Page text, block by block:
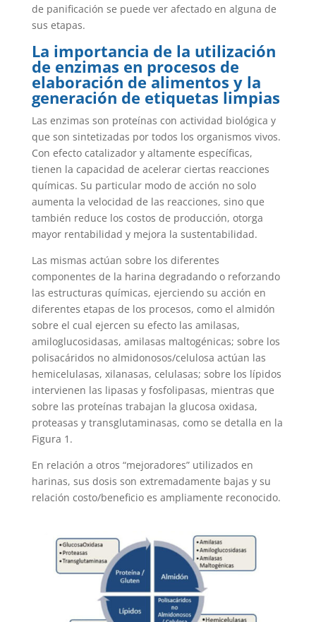
de panificación se puede ver afectado en alguna de
sus etapas.
La importancia de la utilización
de enzimas en procesos de
elaboración de alimentos y la
generación de etiquetas limpias
Las enzimas son proteínas con actividad biológica y
que son sintetizadas por todos los organismos vivos.
Con efecto catalizador y altamente específicas,
tienen la capacidad de acelerar ciertas reacciones
químicas. Su particular modo de acción no solo
aumenta la velocidad de las reacciones, sino que
también reduce los costos de producción, otorga
mayor rentabilidad y mejora la sustentabilidad.
Las mismas actúan sobre los diferentes
componentes de la harina degradando o reforzando
las estructuras químicas, ejerciendo su acción en
diferentes etapas de los procesos, como el almidón
sobre el cual ejercen su efecto las amilasas,
amiloglucosidasas, amilasas maltogénicas; sobre los
polisacáridos no almidonosos/celulosa actúan las
hemicelulasas, xilanasas, celulasas; sobre los lípidos
intervienen las lipasas y fosfolipasas, mientras que
sobre las proteínas trabajan la glucosa oxidasa,
proteasas y transglutaminasas, como se detalla en la
Figura 1.
En relación a otros “mejoradores” utilizados en
harinas, sus dosis son extremadamente bajas y su
relación costo/beneficio es ampliamente reconocido.